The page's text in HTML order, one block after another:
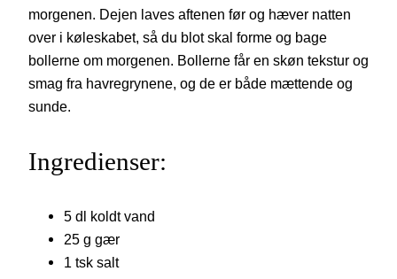
morgenen. Dejen laves aftenen før og hæver natten
over i køleskabet, så du blot skal forme og bage
bollerne om morgenen. Bollerne får en skøn tekstur og
smag fra havregrynene, og de er både mættende og
sunde.
Ingredienser:
5 dl koldt vand
25 g gær
1 tsk salt